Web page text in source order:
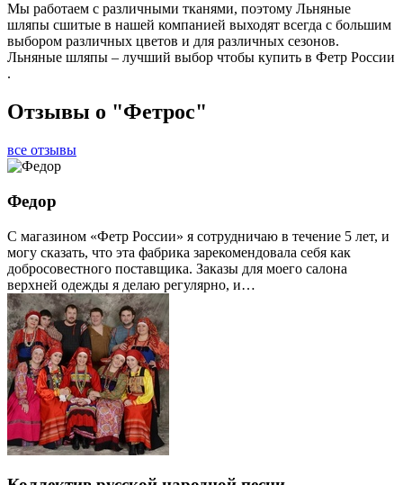
Мы работаем с различными тканями, поэтому Льняные
шляпы сшитые в нашей компанией выходят всегда с большим
выбором различных цветов и для различных сезонов.
Льняные шляпы – лучший выбор чтобы купить в Фетр России
.
Отзывы о "Фетрос"
все отзывы
Федор
С магазином «Фетр России» я сотрудничаю в течение 5 лет, и
могу сказать, что эта фабрика зарекомендовала себя как
добросовестного поставщика. Заказы для моего салона
верхней одежды я делаю регулярно, и…